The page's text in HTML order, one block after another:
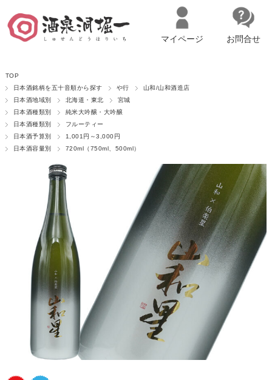
マイページへログイン
マイページ お問合せ
TOP
日本酒銘柄を五十音順から探す
や行
山和/山和酒造店
日本酒地域別
北海道・東北
宮城
日本酒種類別
純米大吟醸・大吟醸
日本酒種類別
フルーティー
日本酒予算別
1,001円～3,000円
日本酒容量別
720ml（750ml、500ml）